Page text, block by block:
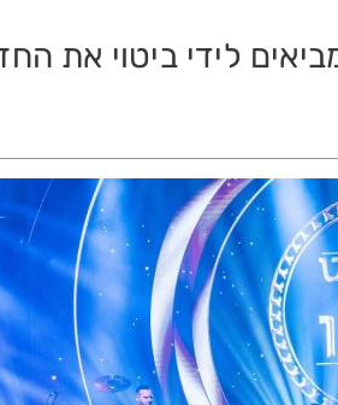
לידי ביטוי את